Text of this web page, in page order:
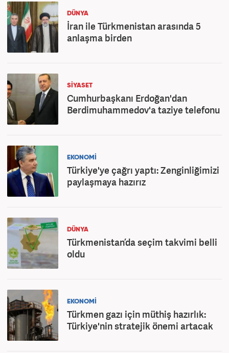
DÜNYA
İran ile Türkmenistan arasında 5
anlaşma birden
SİYASET
Cumhurbaşkanı Erdoğan'dan
Berdimuhammedov'a taziye telefonu
EKONOMİ
Türkiye'ye çağrı yaptı: Zenginliğimizi
paylaşmaya hazırız
DÜNYA
Türkmenistan’da seçim takvimi belli
oldu
EKONOMİ
Türkmen gazı için müthiş hazırlık:
Türkiye'nin stratejik önemi artacak